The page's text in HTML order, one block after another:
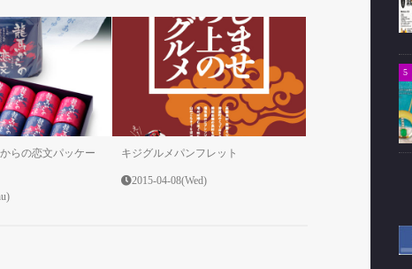
らの恋文パッケー
キジグルメパンフレット
2015-04-08(Wed)